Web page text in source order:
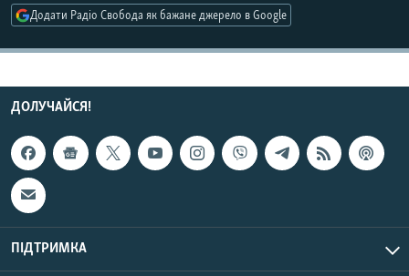
РУС
УКР
ДОЛУЧАЙСЯ!
Додати Радіо Свобода як бажане джерело в Google
ДОЛУЧАЙСЯ!
ПІДТРИМКА